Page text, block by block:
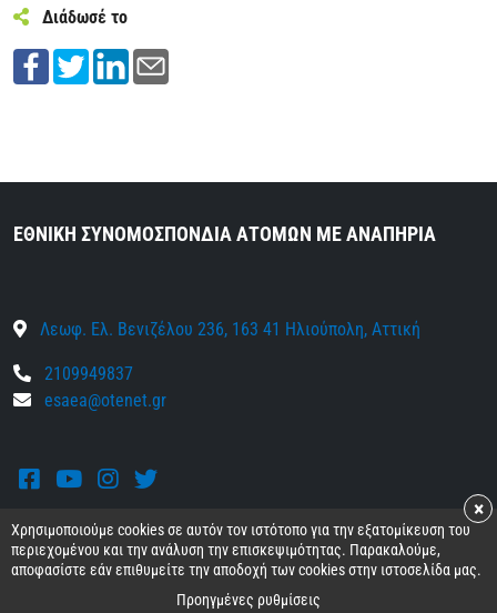
Διάδωσέ το
ΕΘΝΙΚΗ ΣΥΝΟΜΟΣΠΟΝΔΙΑ ΑΤΟΜΩΝ ΜΕ ΑΝΑΠΗΡΙΑ
Λεωφ. Ελ. Βενιζέλου 236, 163 41 Ηλιούπολη, Αττική
2109949837
esaea@otenet.gr
FacebookYoutubeInstagram
Twitter
© 2026 Ε.Σ.Α.μεΑ.
Όροι και προϋποθέσεις
• Προσωπικά δεδομένα
Χρησιμοποιούμε cookies σε αυτόν τον ιστότοπο για την εξατομίκευση του
περιεχομένου και την ανάλυση την επισκεψιμότητας. Παρακαλούμε,
αποφασίστε εάν επιθυμείτε την αποδοχή των cookies στην ιστοσελίδα μας.
Προηγμένες ρυθμίσεις
×